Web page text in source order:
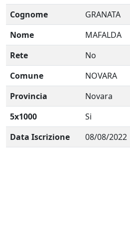
Cognome
GRANATA
Nome
MAFALDA
Rete
No
Comune
NOVARA
Provincia
Novara
5x1000
Si
Data Iscrizione
08/08/2022